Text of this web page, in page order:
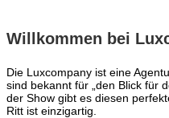
Willkommen bei
Die Luxcompany ist eine
sind bekannt für „den Blick für
der Show gibt es diesen
Ritt ist einzigartig.